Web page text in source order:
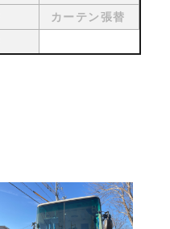
カーテン張替